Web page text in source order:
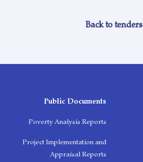
Back to tenders
Public Documents
Poverty Analysis Reports
Project Implementation and
Appraisal Reports